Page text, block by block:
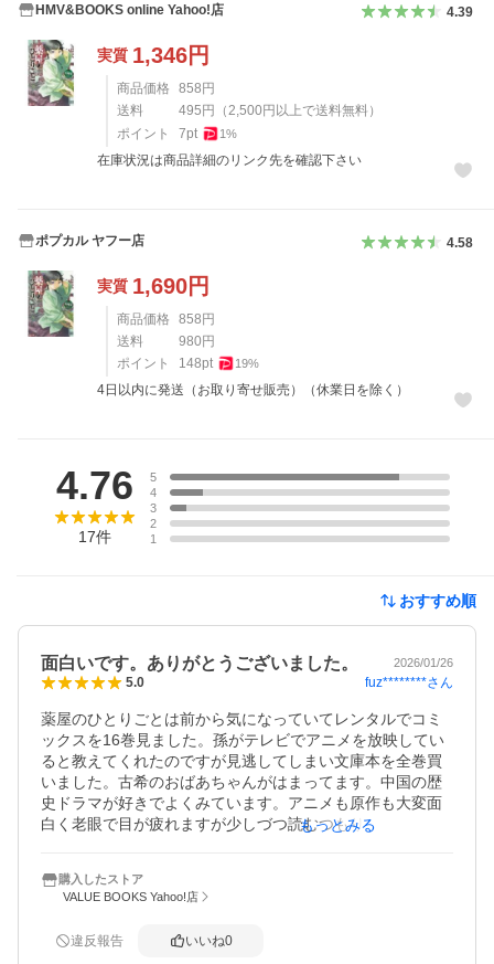
HMV&BOOKS online Yahoo!店 4.39
実質 1,346円
商品価格 858円
送料
495円 （ 2,500円以上で送料無料）
ポイント
7pt 1%
在庫状況は商品詳細のリンク先を確認下さい
ポプカル ヤフー店 4.58
実質 1,690円
商品価格 858円
送料
980円
ポイント
148pt 19%
4日以内に発送（お取り寄せ販売）（休業日を除く）
4.76
17件
5
4
3
2
1
おすすめ順
面白いです。ありがとうございました。 2026/01/26
5.0 fuz********さん
薬屋のひとりごとは前から気になっていてレンタルでコミ
ックスを16巻見ました。孫がテレビでアニメを放映してい
ると教えてくれたのですが見逃してしまい文庫本を全巻買
いました。古希のおばあちゃんがはまってます。中国の歴
史ドラマが好きでよくみています。アニメも原作も大変面
白く老眼で目が疲れますが少しづつ読むつもりです。注文
もっとみる
購入したストア
VALUE BOOKS Yahoo!店
違反報告 いいね0